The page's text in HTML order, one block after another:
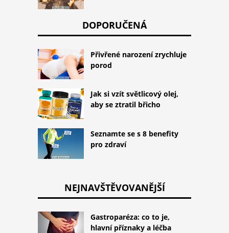
DOPORUČENÁ
Přivřené narození zrychluje
porod
Jak si vzít světlicový olej,
aby se ztratil břicho
Seznamte se s 8 benefity
pro zdraví
NEJNAVŠTĚVOVANĚJŠÍ
Gastroparéza: co to je,
hlavní příznaky a léčba